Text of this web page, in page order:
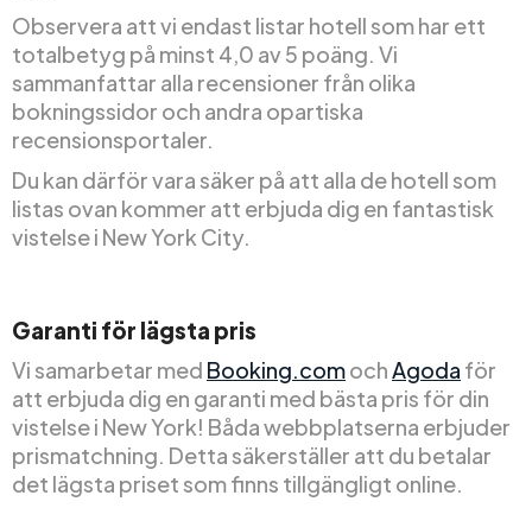
Observera att vi endast listar hotell som har ett
totalbetyg på minst 4,0 av 5 poäng. Vi
sammanfattar alla recensioner från olika
bokningssidor och andra opartiska
recensionsportaler.
Du kan därför vara säker på att alla de hotell som
listas ovan kommer att erbjuda dig en fantastisk
vistelse i New York City.
Garanti för lägsta pris
Vi samarbetar med Booking.comoch Agoda för
att erbjuda dig en garanti med bästa pris för din
vistelse i New York! Båda webbplatserna erbjuder
prismatchning. Detta säkerställer att du betalar
det lägsta priset som finns tillgängligt online.